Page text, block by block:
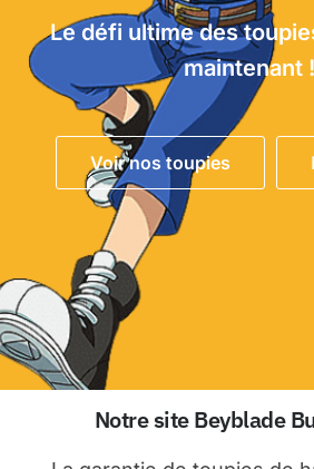
Le défi ultime des
maintenant !
Voir nos toupies
Notre site Beyblade